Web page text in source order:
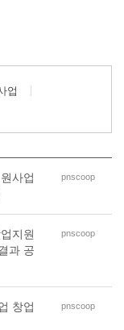
업
사업
pnscoop
지원
과 공
pnscoop
창업
pnscoop